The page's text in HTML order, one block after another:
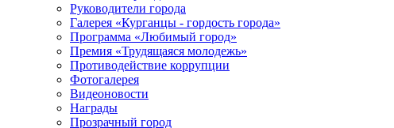
Руководители города
Галерея «Курганцы - гордость города»
Программа «Любимый город»
Премия «Трудящаяся молодежь»
Противодействие коррупции
Фотогалерея
Видеоновости
Награды
Прозрачный город